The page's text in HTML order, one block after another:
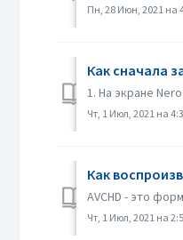
Пн, 28 Июн, 2021 на
Как сначала
1. На экране
Чт, 1 Июл, 2021 на
Как
AVCHD - это
Чт, 1 Июл, 2021 на